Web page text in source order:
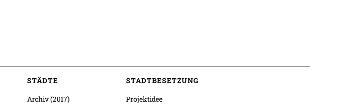
STÄDTE
Archiv (2017)
STADTBESETZUNG
Projektidee